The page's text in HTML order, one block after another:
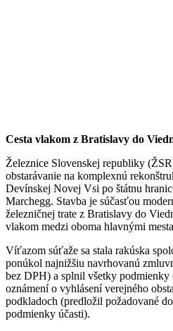
Cesta vlakom z Bratislavy do
Železnice Slovenskej republiky
obstarávanie na komplexnú
Devínskej Novej Vsi po štátnu
Marchegg. Stavba je súčasťou
železničnej trate z Bratislavy do
vlakom medzi oboma hlavnými
Víťazom súťaže sa stala rakúska
ponúkol najnižšiu navrhovanú
bez DPH) a splnil všetky podmienky
oznámení o vyhlásení verejného
podkladoch (predložil požadované
podmienky účasti).